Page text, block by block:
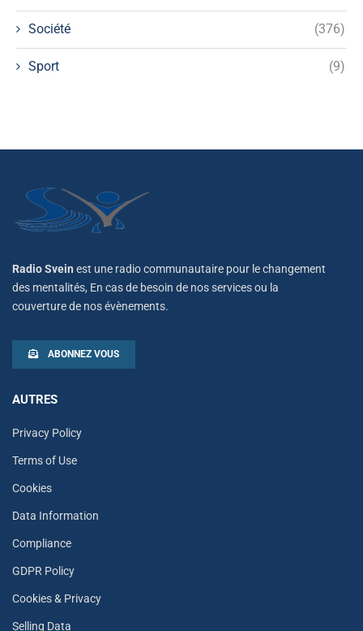
Société (376)
Sport (9)
Radio Svein est une radio communautaire pour le changement
des mentalités, En cas de besoin de nos services ou la
couverture de nos évènements.
ABONNEZ VOUS
AUTRES
Privacy Policy
Terms of Use
Cookies
Data Information
Compliance
GDPR Policy
Cookies & Privacy
Selling Data